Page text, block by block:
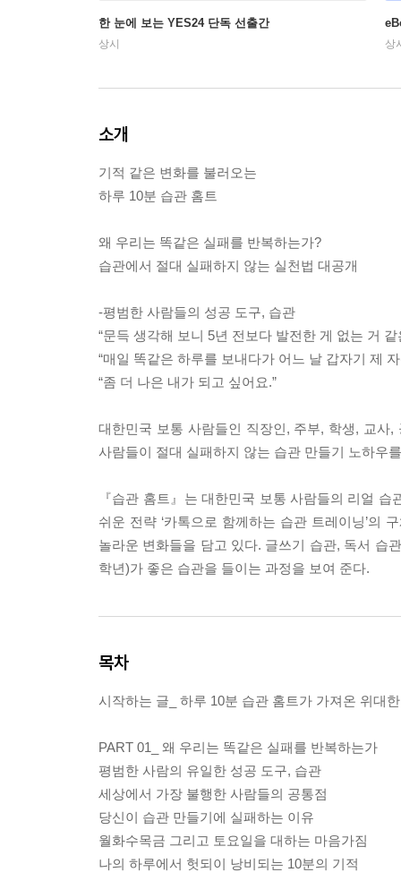
한 눈에 보는 YES24 단독 선출간
상시 상
소개
기적 같은 변화를 불러오는
하루 10분 습관 홈트
왜 우리는 똑같은 실패를 반복하는가?
습관에서 절대 실패하지 않는 실천법 대공개
-평범한 사람들의 성공 도구, 습관
“문득 생각해 보니 5년 전보다 발전한 게 없는 거
“매일 똑같은 하루를 보내다가 어느 날 갑자기 제
“좀 더 나은 내가 되고 싶어요.”
대한민국 보통 사람들인 직장인, 주부, 학생, 교사
사람들이 절대 실패하지 않는 습관 만들기 노하우
『습관 홈트』는 대한민국 보통 사람들의 리얼
쉬운 전략 ‘카톡으로 함께하는 습관 트레이닝’의
놀라운 변화들을 담고 있다. 글쓰기 습관, 독서 습
학년)가 좋은 습관을 들이는 과정을 보여 준다.
목차
시작하는 글_ 하루 10분 습관 홈트가 가져온 위대
PART 01_ 왜 우리는 똑같은 실패를 반복하는가
평범한 사람의 유일한 성공 도구, 습관
세상에서 가장 불행한 사람들의 공통점
당신이 습관 만들기에 실패하는 이유
월화수목금 그리고 토요일을 대하는 마음가짐
나의 하루에서 헛되이 낭비되는 10분의 기적